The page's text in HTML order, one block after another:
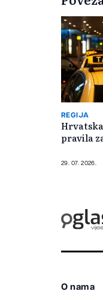
REGIJA
pravila
29. 07. 2026.
O nama